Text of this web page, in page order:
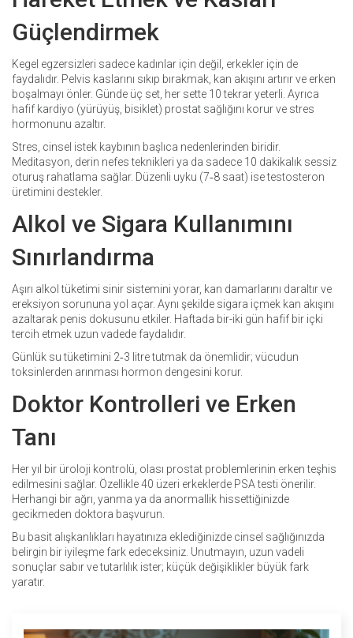
Güçlendirmek
Kegel egzersizleri sadece kadınlar için değil, erkekler için de
faydalıdır. Pelvis kaslarını sıkıp bırakmak, kan akışını artırır ve erken
boşalmayı önler. Günde üç set, her sette 10 tekrar yeterli. Ayrıca
hafif kardiyo (yürüyüş, bisiklet) prostat sağlığını korur ve stres
hormonunu azaltır.
Stres, cinsel istek kaybının başlıca nedenlerinden biridir.
Meditasyon, derin nefes teknikleri ya da sadece 10 dakikalık sessiz
oturuş rahatlama sağlar. Düzenli uyku (7‑8 saat) ise testosteron
üretimini destekler.
Alkol ve Sigara Kullanımını
Sınırlandırma
Aşırı alkol tüketimi sinir sistemini yorar, kan damarlarını daraltır ve
ereksiyon sorununa yol açar. Aynı şekilde sigara içmek kan akışını
azaltarak penis dokusunu etkiler. Haftada bir-iki gün hafif bir içki
tercih etmek uzun vadede faydalıdır.
Günlük su tüketimini 2‑3 litre tutmak da önemlidir; vücudun
toksinlerden arınması hormon dengesini korur.
Doktor Kontrolleri ve Erken
Tanı
Her yıl bir üroloji kontrolü, olası prostat problemlerinin erken teşhis
edilmesini sağlar. Özellikle 40 üzeri erkeklerde PSA testi önerilir.
Herhangi bir ağrı, yanma ya da anormallik hissettiğinizde
gecikmeden doktora başvurun.
Bu basit alışkanlıkları hayatınıza eklediğinizde cinsel sağlığınızda
belirgin bir iyileşme fark edeceksiniz. Unutmayın, uzun vadeli
sonuçlar sabır ve tutarlılık ister; küçük değişiklikler büyük fark
yaratır.